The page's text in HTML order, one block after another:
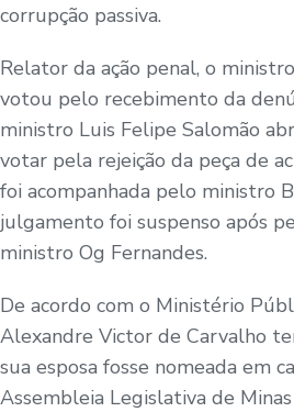
corrupção passiva.
Relator da ação penal, o
votou pelo recebimento da
ministro Luis Felipe Salomão
votar pela rejeição da peça de
foi acompanhada pelo ministro
julgamento foi suspenso após
ministro Og Fernandes.
De acordo com o Ministério
Alexandre Victor de Carvalho
sua esposa fosse nomeada em
Assembleia Legislativa de